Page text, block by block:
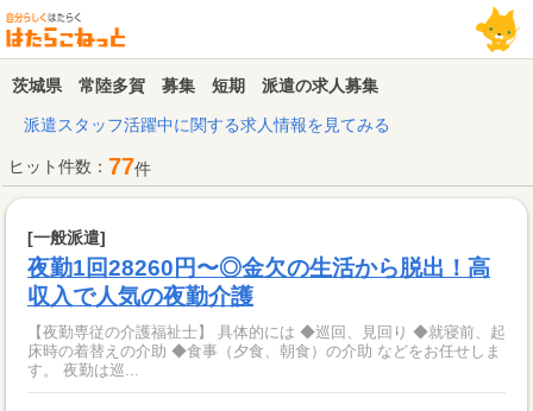
茨城県 常陸多賀 募集 短期 派遣の求人募集
派遣スタッフ活躍中に関する求人情報を見てみる
ヒット件数： 77件
[一般派遣]
夜勤1回28260円〜◎金欠の生活から脱出！高
収入で人気の夜勤介護
【夜勤専従の介護福祉士】 具体的には ◆巡回、見回り ◆就寝前、起
床時の着替えの介助 ◆食事（夕食、朝食）の介助 などをお任せしま
す。 夜勤は巡...